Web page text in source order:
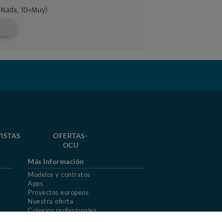
OFERTAS-
OCU
Más Información
Modelos y contratos
Apps
Proyectos europeos
Nuestra oferta
Colegios profesionales